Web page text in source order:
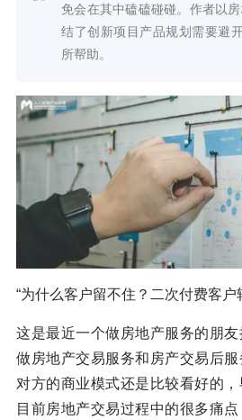
免会在其中磕磕碰碰。作者以
结了创新项目产品规划需要避
所帮助。
“为什么客户留不住？二次付费客户
这是最近一个做房地产服务的朋
做房地产交易服务和房产交易后
对方的商业模式还是比较看好的
目前房地产交易过程中的很多痛